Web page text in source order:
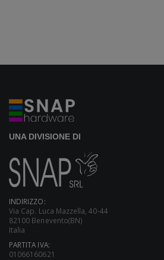
UNA DIVISIONE DI
INDIRIZZO:
Via Cap. Luca Mazzella, 40-44
82100 Benevento(BN)
Italia
PARTITA IVA:
01066160621